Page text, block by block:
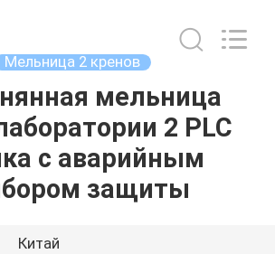
Мельница 2 кренов
мельница
2 PLC
с аварийным
защиты
Китай